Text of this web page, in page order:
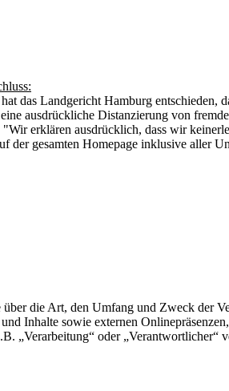
das Landgericht Hamburg entschieden,
ausdrückliche Distanzierung von
erklären ausdrücklich, dass wir
der gesamten Homepage inklusive aller
die Art, den Umfang und Zweck der
Inhalte sowie externen
„Verarbeitung“ oder